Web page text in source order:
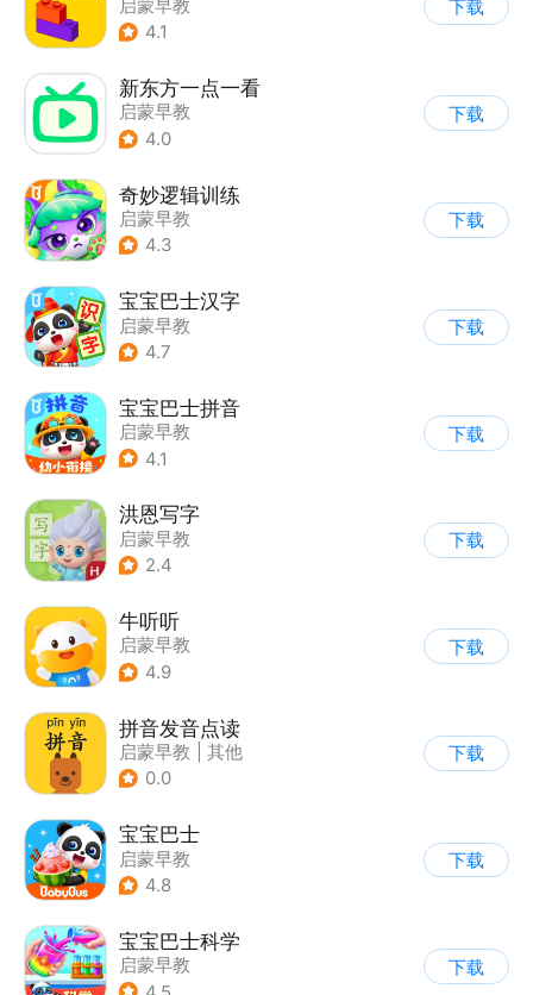
启蒙早教
4.1
下载
新东方一点一看
启蒙早教
4.0
下载
奇妙逻辑训练
启蒙早教
4.3
下载
宝宝巴士汉字
启蒙早教
4.7
下载
宝宝巴士拼音
启蒙早教
4.1
下载
洪恩写字
启蒙早教
2.4
下载
牛听听
启蒙早教
4.9
下载
拼音发音点读
启蒙早教
其他
0.0
下载
宝宝巴士
启蒙早教
| 儿童益智游戏
4.8
下载
宝宝巴士科学
启蒙早教
下载